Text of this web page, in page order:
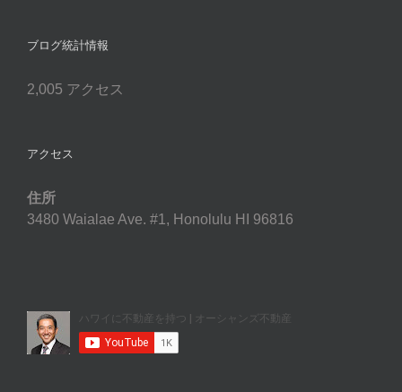
ブログ統計情報
2,005 アクセス
アクセス
住所
3480 Waialae Ave. #1, Honolulu HI 96816